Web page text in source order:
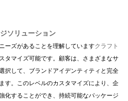
ソリューション
ーズがあることを理解していますクラフト
タマイズ可能です。顧客は、さまざまなサ
択して、ブランドアイデンティティと完全
す。このレベルのカスタマイズにより、企
化することができ、持続可能なパッケージ